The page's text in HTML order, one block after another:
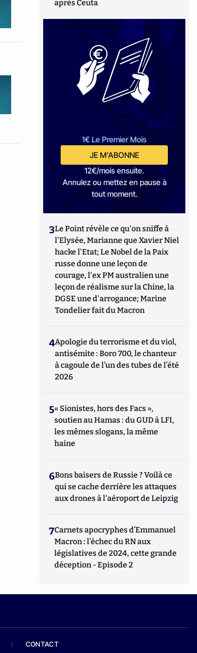
après Ceuta
1€ Le Premier Mois
JE M'ABONNE
12€/mois ensuite.
Annulez ou mettez en pause à
tout moment.
3Le Point révèle ce qu'on sniffe à
l'Elysée, Marianne que Xavier Niel
hacke l'Etat; Le Nobel de la Paix
russe donne une leçon de
courage, l'ex PM australien une
leçon de réalisme sur la Chine, la
DGSE une d'arrogance; Marine
Tondelier fait du Macron
4Apologie du terrorisme et du viol,
antisémite : Boro 700, le chanteur
à cagoule de l’un des tubes de l’été
2026
5« Sionistes, hors des Facs »,
soutien au Hamas : du GUD à LFI,
les mêmes slogans, la même
haine
6Bons baisers de Russie ? Voilà ce
qui se cache derrière les attaques
aux drones à l'aéroport de Leipzig
7Carnets apocryphes d’Emmanuel
Macron : l’échec du RN aux
législatives de 2024, cette grande
déception - Episode 2
/ CONTACT